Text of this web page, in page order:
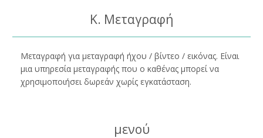
Κ. Μεταγραφή
Μεταγραφή για μεταγραφή ήχου / βίντεο / εικόνας. Είναι
μια υπηρεσία μεταγραφής που ο καθένας μπορεί να
χρησιμοποιήσει δωρεάν χωρίς εγκατάσταση.
μενού